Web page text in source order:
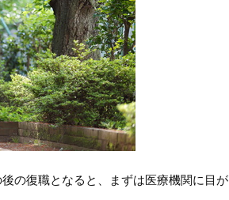
の復職となると、まずは医療機関に目が